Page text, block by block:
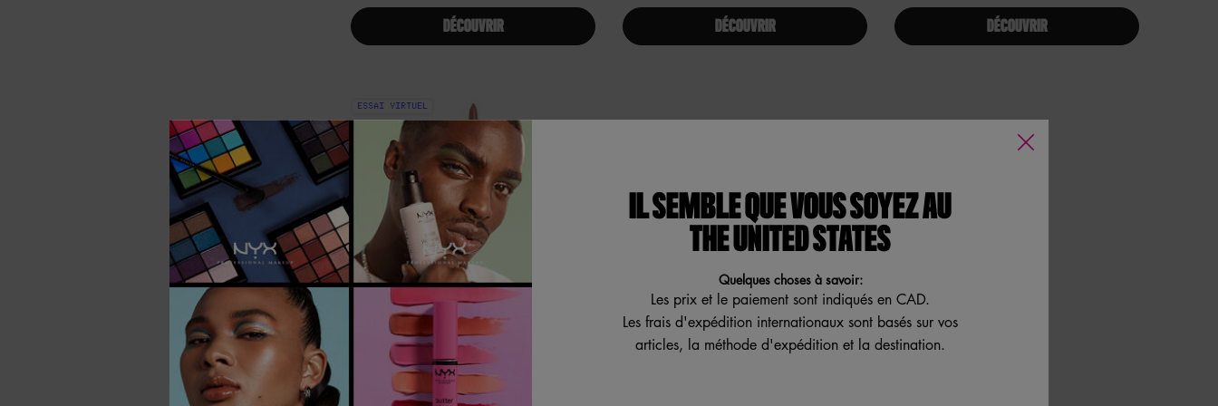
DÉCOUVRIR DÉCOUVRIR DÉCOUVRIR
ESSAI VIRTUEL
CRAYON POUR LES LÈVRES
RÉTRACTABLE
Crayon rétractable pour les lèvres
IL SEMBLE QUE VOUS SOYEZ AU
THE UNITED STATES
Quelques choses à savoir:
Les prix et le paiement sont indiqués en CAD.
Les frais d'expédition internationaux sont basés sur vos
articles, la méthode d'expédition et la destination.